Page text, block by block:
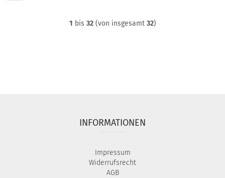
1 bis 32(von insgesamt 32)
INFORMATIONEN
Impressum
Widerrufsrecht
AGB